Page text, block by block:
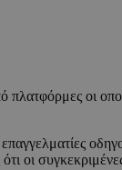
πλατφόρμες οι
οι